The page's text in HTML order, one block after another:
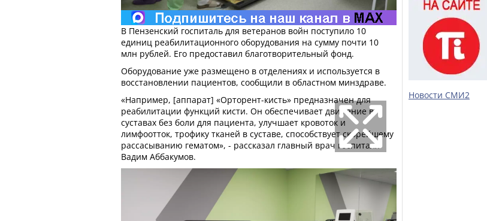
В Пензенский госпиталь для ветеранов войн поступило 10
единиц реабилитационного оборудования на сумму почти 10
млн рублей. Его предоставил благотворительный фонд.
Оборудование уже размещено в отделениях и используется в
восстановлении пациентов, сообщили в областном минздраве.
«Например, [аппарат] «Орторент-кисть» предназначен для
реабилитации функций кисти. Он обеспечивает движение в
суставах без боли для пациента, улучшает кровоток и
лимфоотток, трофику тканей в суставе, способствует скорейшему
рассасыванию гематом», - рассказал главный врач госпиталя
Вадим Аббакумов.
Новости СМИ2